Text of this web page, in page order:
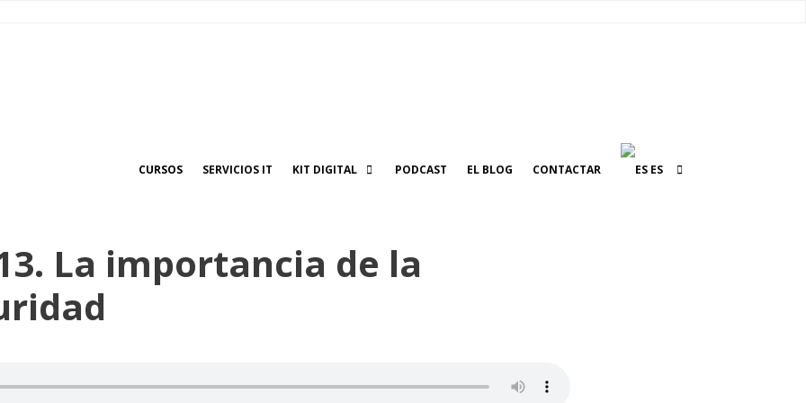
CURSOS SERVICIOS IT KIT DIGITAL PODCAST EL BLOG CONTACTAR ES
La importancia de la